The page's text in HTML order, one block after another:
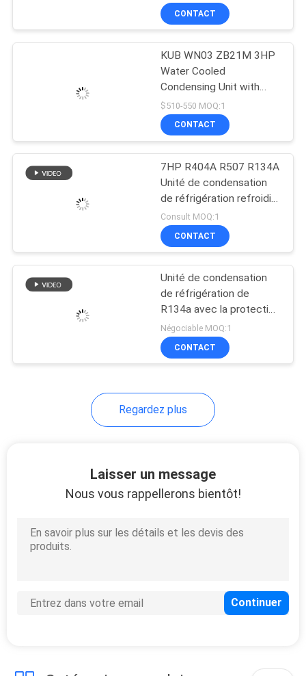
CONFIDENTIALITÉ
vaporisateur à
refroidissement par eau
CONTACT
KUB WN03 ZB21M 3HP
Water Cooled
Condensing Unit with
380V Voltage R-22/R-
404A Refrigerant and
+10 to -18℃ Cooling
$510-550 MOQ:1
CONTACT
7HP R404A R507 R134A
Unité de condensation
de réfrigération refroidie
par air
Consult MOQ:1
CONTACT
Unité de condensation
de réfrigération de
R134a avec la protection
d'inversion de phase
Négociable MOQ:1
CONTACT
Regardez plus
Laisser un message
Nous vous rappellerons bientôt!